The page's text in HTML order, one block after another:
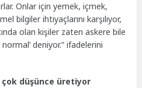
Onlar için yemek, içmek,
bilgiler ihtiyaçlarını karşılıyor,
olan kişiler zaten askere bile
deniyor.” ifadelerini
çok düşünce üretiyor